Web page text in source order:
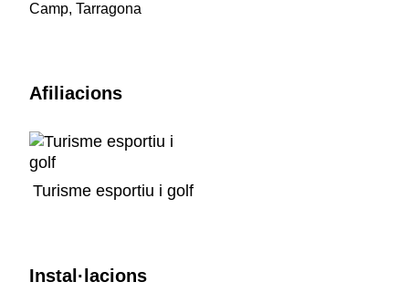
Camp, Tarragona
Afiliacions
Turisme esportiu i golf
Instal·lacions